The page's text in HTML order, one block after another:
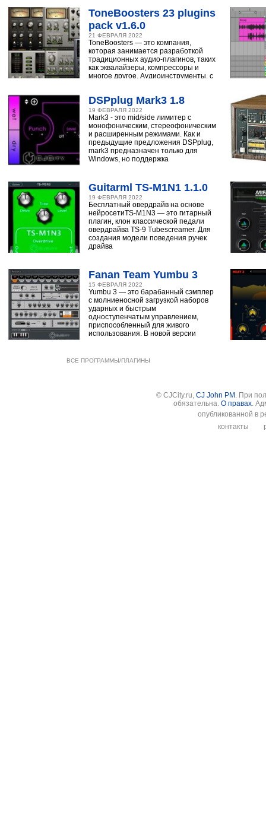
ToneBoosters 23 plugins
pack v1.6.0
21 ФЕВРАЛЯ 2022
ToneBoosters — это компания,
которая занимается разработкой
традиционных аудио-плагинов, таких
как эквалайзеры, компрессоры и
многое другое. Аудиоинструменты, с
DSPplug Mark3 1.8
19 ФЕВРАЛЯ 2022
Mark3 - это mid/side лимитер с
монофоническим, стереофоническим
и расширенным режимами. Как и
предыдущие предложения DSPplug,
mark3 предназначен только для
Windows, но поддержка
Guitarml TS-M1N1 1.1.0
19 ФЕВРАЛЯ 2022
Бесплатный овердрайв на основе
нейросетиTS-M1N3 — это гитарный
плагин, клон классической педали
овердрайва TS-9 Tubescreamer. Для
создания модели поведения ручек
драйва
Fanan Team Yumbu 3
15 ФЕВРАЛЯ 2022
Yumbu 3 — это барабанный сэмплер
с молниеносной загрузкой наборов
ударных и быстрым
одноступенчатым управлением,
приспособленный для живого
использования. В новой версии
ВСЕ ПРОГРАММЫ/ПЛАГИНЫ
© CJCity.ru, CJ John PM . При
обязательна. О правах.
опубликованной в
контакты